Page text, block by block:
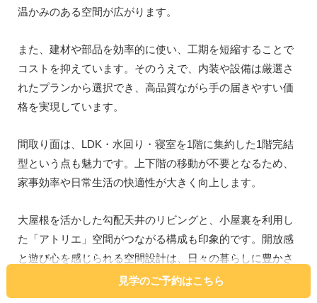
温かみのある空間が広がります。
また、建材や部品を効率的に使い、工期を短縮することで
コストを抑えています。そのうえで、内装や設備は厳選さ
れたプランから選択でき、高品質ながら手の届きやすい価
格を実現しています。
間取り面は、LDK・水回り・寝室を1階に集約した1階完結
型という点も魅力です。上下階の移動が不要となるため、
家事効率や日常生活の快適性が大きく向上します。
大屋根を活かした勾配天井のリビングと、小屋裏を利用し
た「アトリエ」空間がつながる構成も印象的です。開放感
と遊び心を感じられる空間設計は、日々の暮らしに豊かさ
見学のご予約はこちら